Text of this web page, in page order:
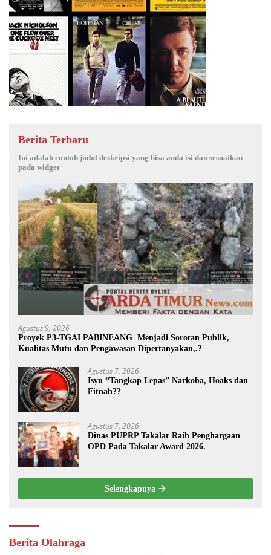
Berita Terbaru
Ini adalah contoh judul deskripsi yang bisa anda isi dan sesuaikan
pada widget
Agustus 9, 2026
Proyek P3-TGAI PABINEANG Menjadi Sorotan Publik,
Kualitas Mutu dan Pengawasan Dipertanyakan,.?
Agustus 7, 2026
Isyu “Tangkap Lepas” Narkoba, Hoaks dan
Fitnah??
Agustus 7, 2026
Dinas PUPRP Takalar Raih Penghargaan
OPD Pada Takalar Award 2026.
Selengkapnya
Berita Olahraga